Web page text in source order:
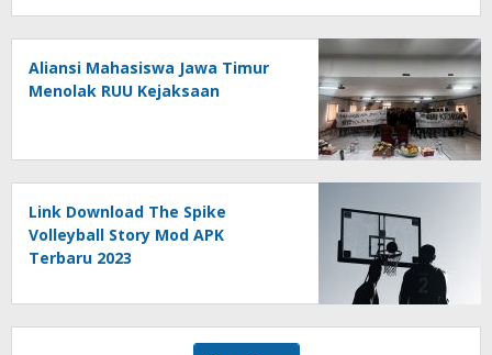
Aliansi Mahasiswa Jawa Timur
Menolak RUU Kejaksaan
Link Download The Spike
Volleyball Story Mod APK
Terbaru 2023